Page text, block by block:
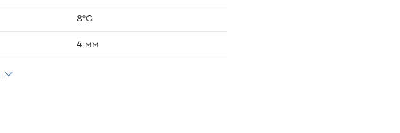
8°C
4 мм